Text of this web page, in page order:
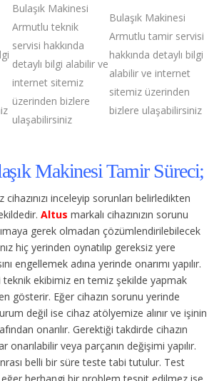
Bulaşık Makinesi
Armutlu teknik
servisi hakkında
detaylı bilgi alabilir ve
internet sitemiz
üzerinden bizlere
ulaşabilirsiniz
Bulaşık Makinesi
Armutlu tamir servisi
hakkında detaylı bilgi
alabilir ve internet
sitemiz üzerinden
bizlere ulaşabilirsiniz
Makinesi Tamir Süreci;
inceleyip sorunları belirledikten
Altus markalı cihazınızın sorunu
gerek olmadan çözümlendirilebilecek
hiç yerinden oynatılıp gereksiz yere
engellemek adına yerinde onarımı yapılır.
teknik ekibimiz en temiz şekilde yapmak
gösterir. Eğer cihazın sorunu yerinde
değil ise cihaz atölyemize alınır ve işinin
onarılır. Gerektiği takdirde cihazın
onarılabilir veya parçanın değişimi yapılır.
belli bir süre teste tabi tutulur. Test
eğer herhangi bir problem tespit edilmez ise